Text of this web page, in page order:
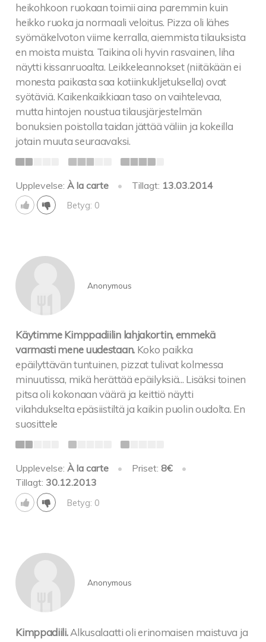
heikohkoon ruokaan toimii aina paremmin kuin
heikko ruoka ja normaali veloitus. Pizza oli lähes
syömäkelvoton viime kerralla, aiemmista tilauksista
en moista muista. Taikina oli hyvin rasvainen, liha
näytti kissanruoalta. Leikkeleannokset (niitäkään ei
monesta paikasta saa kotiinkukljetuksella) ovat
syötäviä. Kaikenkaikkiaan taso on vaihtelevaa,
mutta hintojen noustua tilausjärjestelmän
bonuksien poistolla taidan jättää väliin ja kokeilla
jotain muuta seuraavaksi.
Upplevelse:À la carte • Tillagt: 13.03.2014
Betyg: 0
Anonymous
Käytimme Kimppadiilin lahjakortin, emmekä
varmasti mene uudestaan. Koko paikka
epäilyttävän tuntuinen, pizzat tulivat kolmessa
minuutissa, mikä herättää epäilyksiä... Lisäksi toinen
pitsa oli kokonaan väärä ja keittiö näytti
vilahdukselta epäsiistiltä ja kaikin puolin oudolta. En
suosittele
Upplevelse:À la carte • Priset: 8€
•
Tillagt: 30.12.2013
Betyg: 0
Anonymous
Kimppadiili. Alkusalaatti oli erinomaisen maistuva ja